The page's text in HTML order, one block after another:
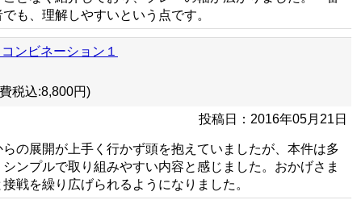
も、理解しやすいという点です。
ンビネーション１
税込:8,800円)
投稿日：2016年05月21日
の展開が上手く行かず頭を抱えていましたが、本件は多
ンプルで取り組みやすい内容と感じました。おかげさま
戦を繰り広げられるようになりました。